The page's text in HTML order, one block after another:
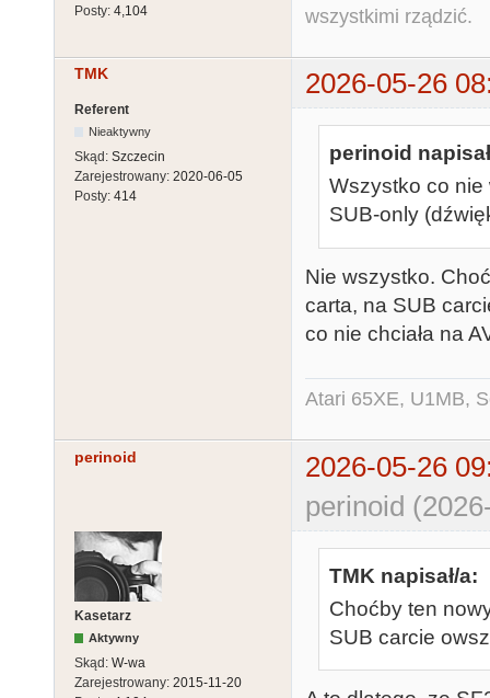
Posty: 4,104
wszystkimi rządzić.
TMK 2026-05-26
Referent
Nieaktywny
Skąd: Szczecin
Zarejestrowany: 2020-06-05
Posty: 414
perinoid
Wszystko co nie
SUB-only
Nie wszystko.
carta, na SUB
co nie chciała na
Atari 65XE, U1MB,
perinoid
2026-05-26
perinoid
Kasetarz
Aktywny
Skąd: W-wa
Zarejestrowany: 2015-11-20
TMK napisał/a:
Choćby ten
SUB carcie